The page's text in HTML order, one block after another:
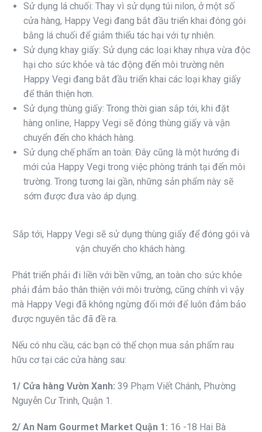
Sử dụng lá chuối: Thay vì sử dụng túi nilon, ở một số
cửa hàng, Happy Vegi đang bắt đầu triển khai đóng gói
bằng lá chuối để giảm thiểu tác hại với tự nhiên.
Sử dụng khay giấy: Sử dụng các loại khay nhựa vừa độc
hại cho sức khỏe và tác động đến môi trường nên
Happy Vegi đang bắt đầu triển khai các loại khay giấy
để thân thiện hơn.
Sử dụng thùng giấy: Trong thời gian sắp tới, khi đặt
hàng online, Happy Vegi sẽ đóng thùng giấy và vận
chuyển đến cho khách hàng.
Sử dụng chế phẩm an toàn: Đây cũng là một hướng đi
mới của Happy Vegi trong việc phòng tránh tại đến môi
trường. Trong tương lai gần, những sản phẩm này sẽ
sớm được đưa vào áp dụng.
Sắp tới, Happy Vegi sẽ sử dụng thùng giấy để đóng gói và
vận chuyển cho khách hàng.
Phát triển phải đi liền với bền vững, an toàn cho sức khỏe
phải đảm bảo thân thiện với môi trường, cũng chính vì vậy
mà Happy Vegi đã không ngừng đổi mới để luôn đảm bảo
được nguyên tắc đã đề ra.
Nếu có nhu cầu, các bạn có thể chọn mua sản phẩm rau
hữu cơ tại các cửa hàng sau:
1/ Cửa hàng Vườn Xanh: 39 Phạm Viết Chánh, Phường
Nguyễn Cư Trinh, Quận 1.
2/ An Nam Gourmet Market Quận 1: 16 -18 Hai Bà